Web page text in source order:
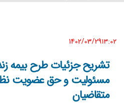
1402/03/29١٣:٠٢
تشریح جزئیات طرح بیمه
مسئولیت و حق عضویت
متقاضیان